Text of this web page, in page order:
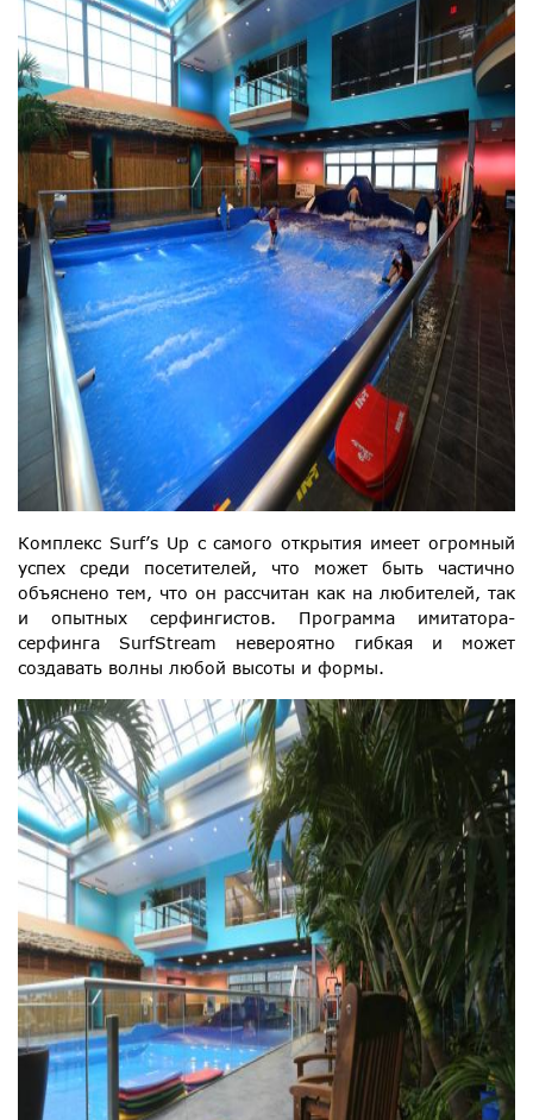
Комплекс Surf’s Up с самого открытия имеет огромный
успех среди посетителей, что может быть частично
объяснено тем, что он рассчитан как на любителей, так
и опытных серфингистов. Программа имитатора-
серфинга SurfStream невероятно гибкая и может
создавать волны любой высоты и формы.